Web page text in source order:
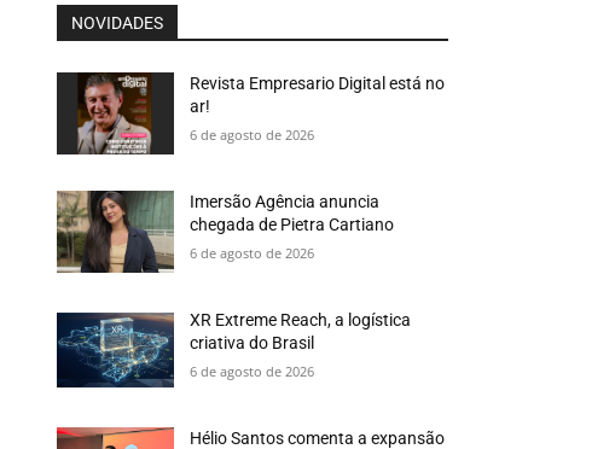
NOVIDADES
Revista Empresario Digital está no
ar!
6 de agosto de 2026
Imersão Agência anuncia
chegada de Pietra Cartiano
6 de agosto de 2026
XR Extreme Reach, a logística
criativa do Brasil
6 de agosto de 2026
Hélio Santos comenta a expansão